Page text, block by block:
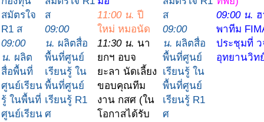
สมัตรใจ
R1 ส
09:00
น. ผลิต
สื่อพื้นที่
ศูนย์เรียน
รู้ ในพื้นที่
ศูนย์เรียน
ส
09:00
น. ผลิตสื่อ
พื้นที่ศูนย์
เรียนรู้ ใน
พื้นที่ศูนย์
เรียนรู้ R1
ศ
11:00 น. ปี
ใหม่ หมอนัด
11:30 น. นา
ยกฯ อบจ
ยะลา นัดเลี้ยง
ขอบคุณทีม
งาน กสศ (ใน
โอกาสได้รับ
ส
09:00
น. ผลิตสื่อ
พื้นที่ศูนย์
เรียนรู้ ใน
พื้นที่ศูนย์
เรียนรู้ R1
ศ
09:00 น.
พาทีม
ประชุมที่ ว
อุทยานวิท